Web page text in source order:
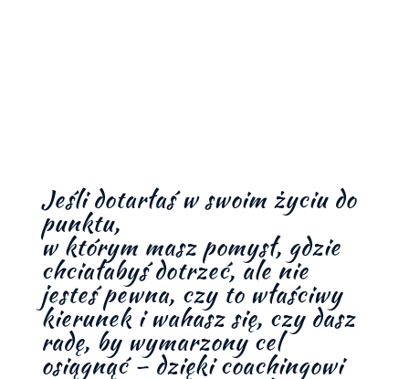
Jeśli dotarłaś w swoim życiu do
punktu,
w którym masz pomysł, gdzie
chciałabyś dotrzeć, ale nie
jesteś pewna, czy to właściwy
kierunek i wahasz się, czy dasz
radę, by wymarzony cel
osiągnąć – dzięki coachingowi